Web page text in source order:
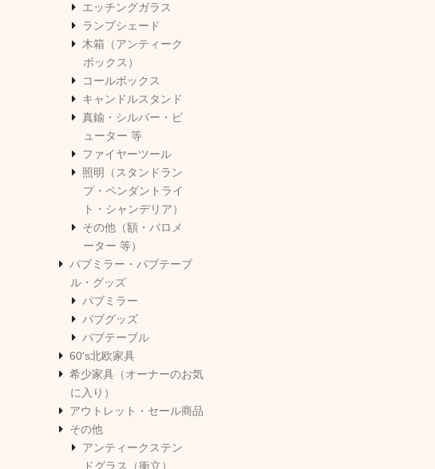
エッチングガラス
ランプシェード
木箱（アンティーク
ボックス）
コールボックス
キャンドルスタンド
真鍮・シルバー・ピ
ューター 等
ファイヤーツール
照明（スタンドラン
プ・ペンダントライ
ト・シャンデリア）
その他（額・バロメ
ーター 等）
パブミラー・パブテーブ
ル・グッズ
パブミラー
パブグッズ
パブテーブル
60's北欧家具
希少家具（オーナーのお気
に入り）
アウトレット・セール商品
その他
アンティークステン
ドグラス（衝立）